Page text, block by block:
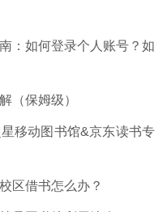
：如何登录个人账号？如
（保姆级）
移动图书馆&京东读书专
区借书怎么办？